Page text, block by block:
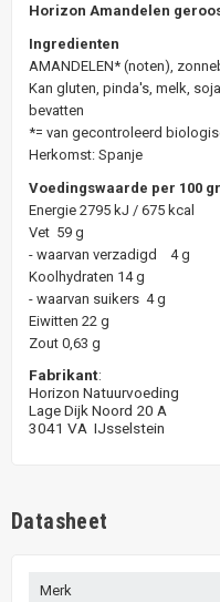
Horizon Amandelen
Ingredienten
AMANDELEN* (noten),
Kan gluten, pinda's, melk,
bevatten
*= van gecontroleerd
Herkomst: Spanje
Voedingswaarde per 100
Energie 2795 kJ / 675 kcal
Vet 59 g
- waarvan verzadigd 4 g
Koolhydraten 14 g
- waarvan suikers 4 g
Eiwitten 22 g
Zout 0,63 g
Fabrikant:
Horizon Natuurvoeding
Lage Dijk Noord 20 A
3041 VA IJsselstein
Datasheet
Merk